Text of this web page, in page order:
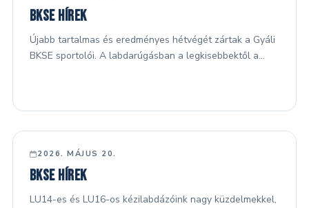
BKSE hírek
Újabb tartalmas és eredményes hétvégét zártak a Gyáli
BKSE sportolói. A labdarúgásban a legkisebbektől a…
FŐ HÍREK
2026. MÁJUS 20.
BKSE hírek
LU14-es és LU16-os kézilabdázóink nagy küzdelmekkel,